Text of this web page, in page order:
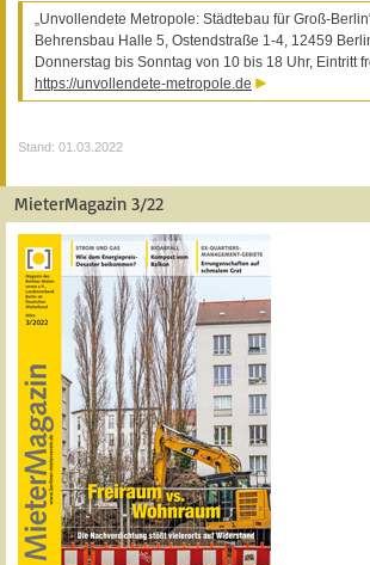
„Unvollendete Metropole: Städtebau für Groß-
Behrensbau Halle 5, Ostendstraße 1-4, 12459
Donnerstag bis Sonntag von 10 bis 18 Uhr, Eintritt
https://unvollendete-metropole.de
Stand: 01.03.2022
MieterMagazin 3/22